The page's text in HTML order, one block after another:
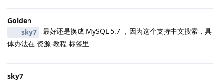
Golden
sky7
最好还是换成 MySQL 5.7 ，因为这个支持中文搜索，具
体办法在 资源-教程 标签里
sky7